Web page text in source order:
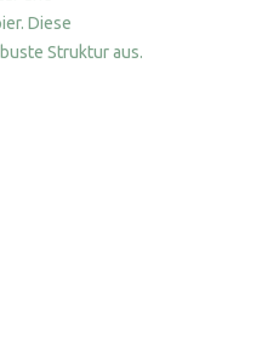
Diese
Struktur aus.